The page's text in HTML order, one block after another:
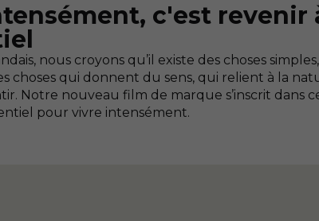
c'est revenir
nous croyons qu’il existe des choses
choses qui donnent du sens, qui relient à la
Notre nouveau film de marque s’inscrit dans
pour vivre intensément.